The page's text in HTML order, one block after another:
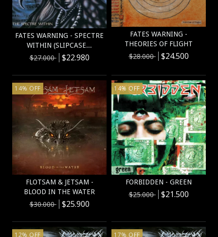
FATES WARNING - SPECTRE
WITHIN (SLIPCASE...
$27.000 $22.980
FATES WARNING -
THEORIES OF FLIGHT
$28.000 $24.500
14% OFF
FLOTSAM & JETSAM -
BLOOD IN THE WATER
$30.000 $25.900
14% OFF
FORBIDDEN - GREEN
$25.000 $21.500
12% OFF 17% OFF